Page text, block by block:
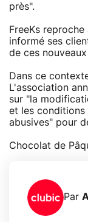
près".
FreeKs
informé ses
de ces
Dans ce
L'association
sur "la
et les conditions
abusives" pour
Chocolat de
Par